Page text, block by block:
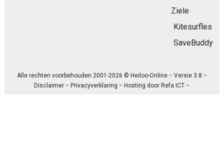
Ziele
Kitesurfles
SaveBuddy
Alle rechten voorbehouden 2001-2026 © Heiloo-Online − Versie 3.8 −
Disclaimer −Privacyverklaring − Hosting doorRefa ICT −